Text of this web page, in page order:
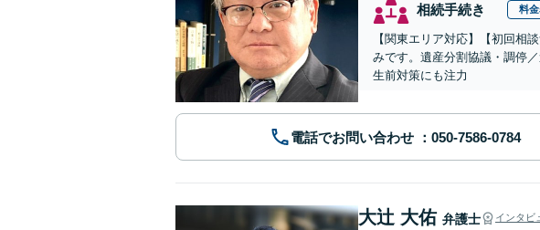
相続手続き 料
【関東エリア対応】【初回相
みです。遺産分割協議・調停
生前対策にも注力
電話でお問い合わせ
大辻 大佑 弁護士 インタビ